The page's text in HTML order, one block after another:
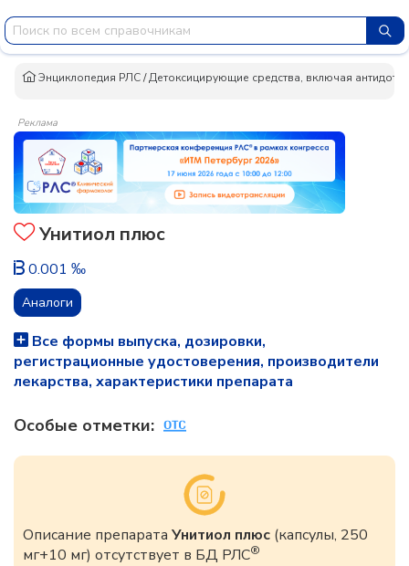
Энциклопедия РЛС/Детоксицирующие средства, включая
Реклама
Унитиол плюс
0.001 ‰
Аналоги
Все формы выпуска, дозировки,
регистрационные удостоверения, производители
лекарства, характеристики препарата
Особые отметки:
Описание препарата Унитиол плюс (капсулы, 250
мг+10 мг) отсутствует в БД РЛС®